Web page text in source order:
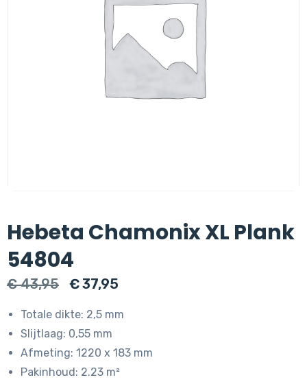
Hebeta Chamonix XL Plank
54804
€43,95
Oorspronkelijke
€ 43,95.
€37,95
€ 37,95.
Totale dikte: 2,5 mm
Slijtlaag: 0,55 mm
Afmeting: 1220 x 183 mm
Pakinhoud: 2.23 m²